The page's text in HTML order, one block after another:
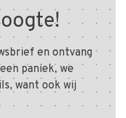
en ontvang
paniek, we
want ook wij